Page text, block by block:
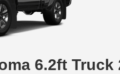
6.2ft Truck